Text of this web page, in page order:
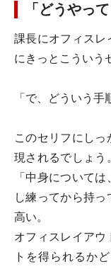
「どうやっ
課長にオフィスレ
にきっとこういう
「で、どういう手
このセリフにし
現されるでしょう
「中身について
し練ってから持
高い。
オフィスレイアウ
トを得られるか